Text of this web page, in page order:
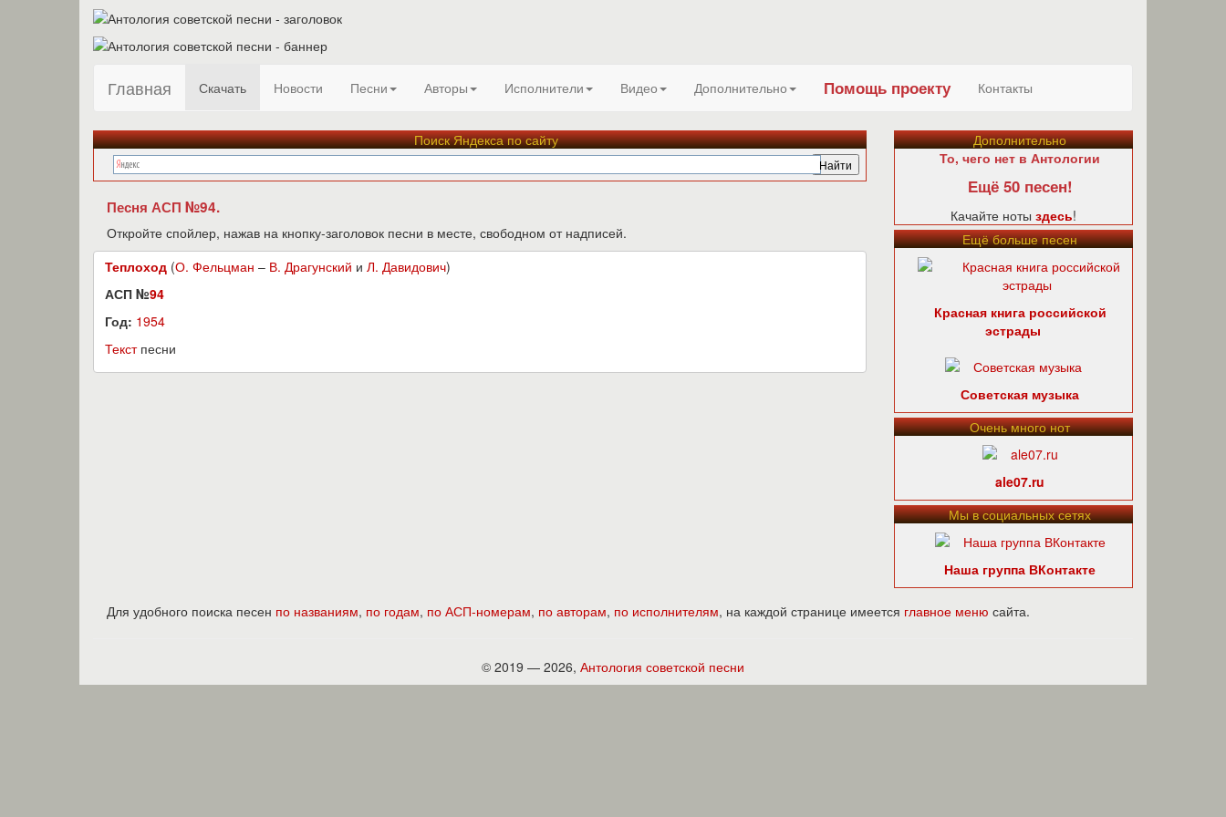
Главная Скачать Новости Песни Авторы Исполнители Видео Дополнительно Помощь проекту Контакты
Поиск Яндекса по сайту
Песня АСП №94.
Откройте спойлер, нажав на кнопку-заголовок песни в месте, свободном от надписей.
Теплоход (О. Фельцман – В. Драгунский и Л. Давидович)
АСП №94
Год: 1954
Текстпесни
Дополнительно
То, чего нет в Антологии
Ещё 50 песен!
Качайте ноты здесь!
Ещё больше песен
Красная книга российской
эстрады
Советская музыка
Очень много нот
ale07.ru
Мы в социальных сетях
Наша группа ВКонтакте
Для удобного поиска песен по названиям, по годам, по АСП-номерам, по авторам, по исполнителям, на каждой странице имеется главное меню сайта.
© 2019 — 2026, Антология советской песни